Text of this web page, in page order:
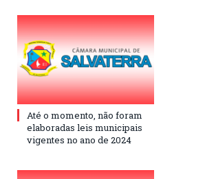
Até o momento, não foram
elaboradas leis municipais
vigentes no ano de 2024